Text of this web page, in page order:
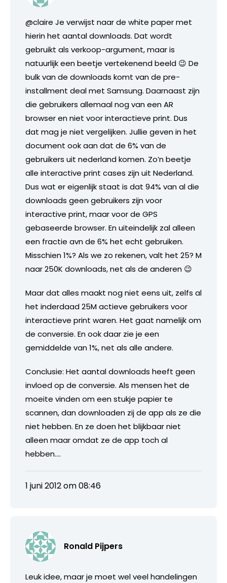
@claire Je verwijst naar de white paper met
hierin het aantal downloads. Dat wordt
gebruikt als verkoop-argument, maar is
natuurlijk een beetje vertekenend beeld 😉 De
bulk van de downloads komt van de pre-
installment deal met Samsung. Daarnaast zijn
die gebruikers allemaal nog van een AR
browser en niet voor interactieve print. Dus
dat mag je niet vergelijken. Jullie geven in het
document ook aan dat de 6% van de
gebruikers uit nederland komen. Zo’n beetje
alle interactive print cases zijn uit Nederland.
Dus wat er eigenlijk staat is dat 94% van al die
downloads geen gebruikers zijn voor
interactive print, maar voor de GPS
gebaseerde browser. En uiteindelijk zal alleen
een fractie avn de 6% het echt gebruiken.
Misschien 1%? Als we zo rekenen, valt het 25? M
naar 250K downloads, net als de anderen 😉
Maar dat alles maakt nog niet eens uit, zelfs al
het inderdaad 25M actieve gebruikers voor
interactieve print waren. Het gaat namelijk om
de conversie. En ook daar zie je een
gemiddelde van 1%, net als alle andere.
Conclusie: Het aantal downloads heeft geen
invloed op de conversie. Als mensen het de
moeite vinden om een stukje papier te
scannen, dan downloaden zij de app als ze die
niet hebben. En ze doen het blijkbaar niet
alleen maar omdat ze de app toch al
hebben….
1 juni 2012 om 08:46
Ronald Pijpers
Leuk idee, maar je moet wel veel handelingen